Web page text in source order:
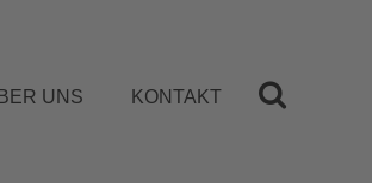
UNS KONTAKT